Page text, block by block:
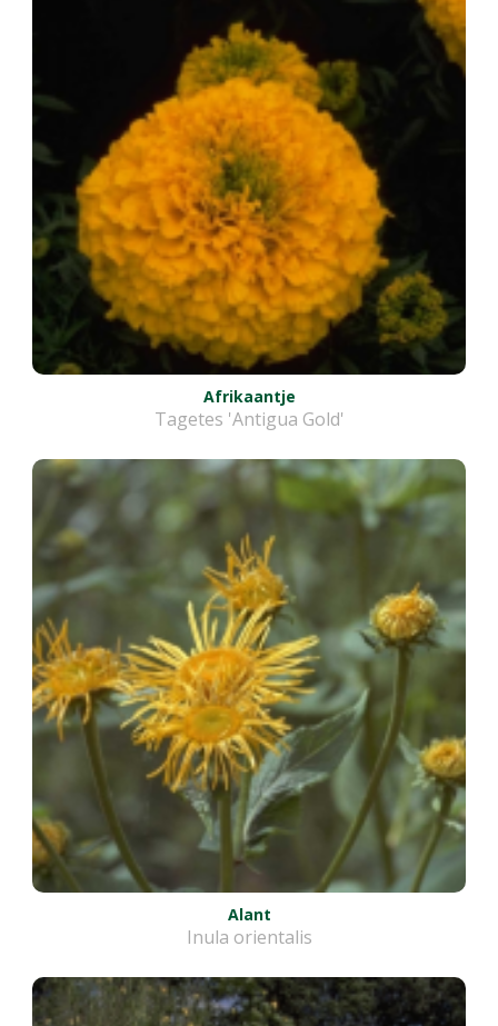
Afrikaantje
Tagetes 'Antigua Gold'
Alant
Inula orientalis